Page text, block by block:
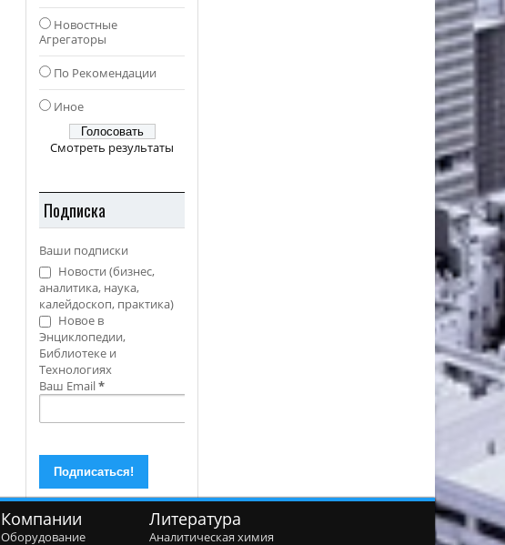
Новостные
Агрегаторы
По Рекомендации
Иное
Смотреть результаты
Подписка
Ваши подписки
Новости (бизнес,
аналитика, наука,
калейдоскоп, практика)
Новое в
Энциклопедии,
Библиотеке и
Технологиях
Ваш Email*
Компании
Оборудование
Литература
Аналитическая химия